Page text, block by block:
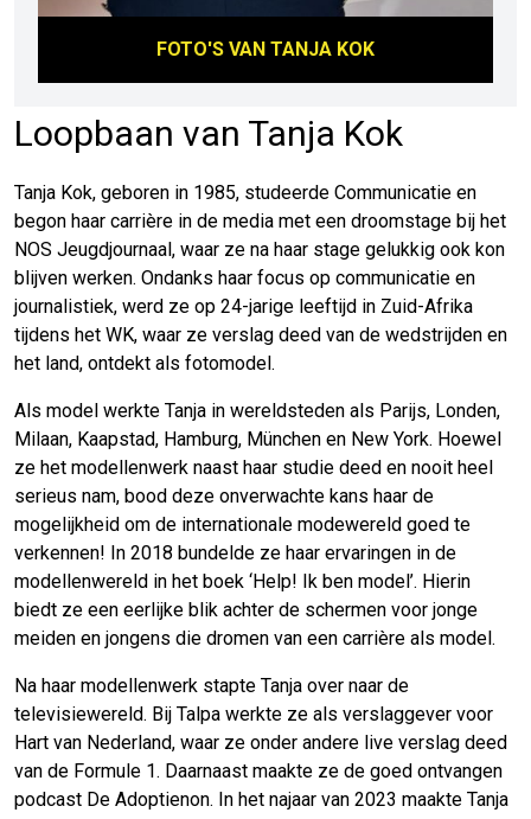
Loopbaan van Tanja Kok
Tanja Kok, geboren in 1985, studeerde Communicatie en
begon haar carrière in de media met een droomstage bij het
NOS Jeugdjournaal, waar ze na haar stage gelukkig ook kon
blijven werken. Ondanks haar focus op communicatie en
journalistiek, werd ze op 24-jarige leeftijd in Zuid-Afrika
tijdens het WK, waar ze verslag deed van de wedstrijden en
het land, ontdekt als fotomodel.
Als model werkte Tanja in wereldsteden als Parijs, Londen,
Milaan, Kaapstad, Hamburg, München en New York. Hoewel
ze het modellenwerk naast haar studie deed en nooit heel
serieus nam, bood deze onverwachte kans haar de
mogelijkheid om de internationale modewereld goed te
verkennen! In 2018 bundelde ze haar ervaringen in de
modellenwereld in het boek ‘Help! Ik ben model’. Hierin
biedt ze een eerlijke blik achter de schermen voor jonge
meiden en jongens die dromen van een carrière als model.
Na haar modellenwerk stapte Tanja over naar de
televisiewereld. Bij Talpa werkte ze als verslaggever voor
Hart van Nederland, waar ze onder andere live verslag deed
van de Formule 1. Daarnaast maakte ze de goed ontvangen
podcast De Adoptienon. In het najaar van 2023 maakte Tanja
FOTO'S VAN TANJA KOK